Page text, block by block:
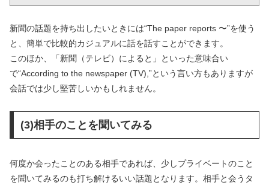
新聞の話題を持ち出したいときには“The paper reports 〜”を使う
と、簡単で比較的カジュアルに話を話すことができます。
このほか、「新聞（テレビ）によると」といった意味合い
で“According to the newspaper (TV),”という言い方もありますが
会話では少し堅苦しいかもしれません。
(3)相手のことを聞いてみる
何度か会ったことのある相手であれば、少しプライベートのこと
を聞いてみるのも打ち解けるいい話題となります。相手と会うタ